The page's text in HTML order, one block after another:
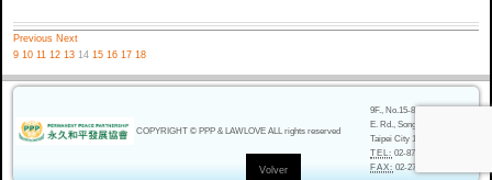
Previous Next
9 10 11 12 13 14 15 16 17 18
COPYRIGHT © PPP & LAWLOVE ALL rights reserved
9F., No.15-8, Sec. 5, Nanjing
E. Rd., Songshan Dist.,
Taipei City 105, Taiwan
TEL: 02-8787-6003
FAX: 02-2761-5005
Volver